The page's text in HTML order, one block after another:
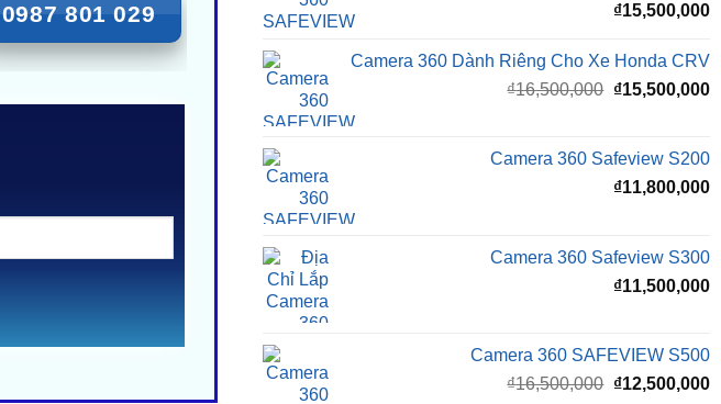
0987 801 029
₫15,500,000
Camera 360 Dành Riêng Cho Xe Honda CRV
₫16,500,000 Giá
₫16,500,000.
₫15,500,000
Camera 360 Safeview S200
₫11,800,000
Camera 360 Safeview S300
₫11,500,000
Camera 360 SAFEVIEW S500
₫16,500,000 Giá
₫12,500,000